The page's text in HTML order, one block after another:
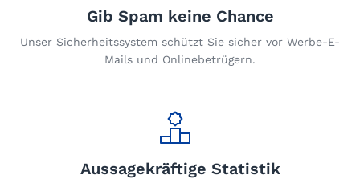
Gib Spam keine Chance
Unser Sicherheitssystem schützt Sie sicher vor Werbe-E-
Mails und Onlinebetrügern.
Aussagekräftige Statistik